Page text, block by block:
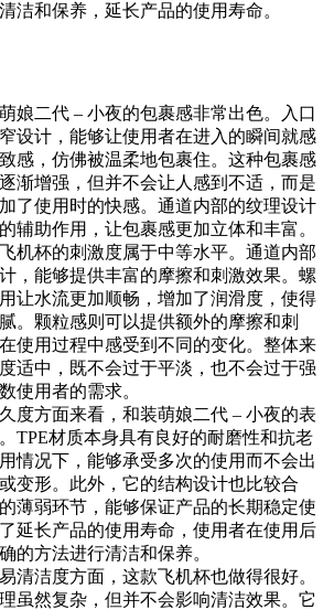
洁和保养，延长产品的使用寿命。
萌娘二代 – 小夜的包裹感非常出色。入口
设计，能够让使用者在进入的瞬间就感
感，仿佛被温柔地包裹住。这种包裹感
渐增强，但并不会让人感到不适，而是
了使用时的快感。通道内部的纹理设计
辅助作用，让包裹感更加立体和丰富。
飞机杯的刺激度属于中等水平。通道内部
，能够提供丰富的摩擦和刺激效果。螺
让水流更加顺畅，增加了润滑度，使得
。颗粒感则可以提供额外的摩擦和刺
使用过程中感受到不同的变化。整体来
适中，既不会过于平淡，也不会过于强
使用者的需求。
久度方面来看，和装萌娘二代 – 小夜的表
TPE材质本身具有良好的耐磨性和抗老
情况下，能够承受多次的使用而不会出
变形。此外，它的结构设计也比较合
薄弱环节，能够保证产品的长期稳定使
延长产品的使用寿命，使用者在使用后
的方法进行清洁和保养。
易清洁度方面，这款飞机杯也做得很好。
虽然复杂，但并不会影响清洁效果。它